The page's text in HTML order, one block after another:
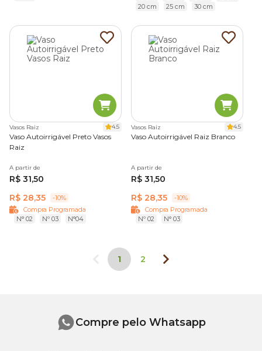
20 cm
25 cm 30 cm
Vasos Raiz 4.5
Vaso Autoirrigável Preto Vasos
Raiz
A partir de
R$ 31,50
R$ 28,35
-10%
Compra Programada
N° 02
Nº 03 N°04
Vasos Raiz 4.5
Vaso Autoirrigável Raiz Branco
A partir de
R$ 31,50
R$ 28,35
-10%
Compra Programada
Nº 02
N° 03
1 2
Compre pelo Whatsapp